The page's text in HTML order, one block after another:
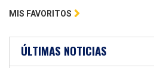
MIS FAVORITOS
ÚLTIMAS NOTICIAS